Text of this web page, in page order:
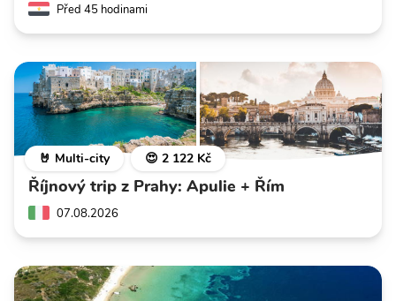
Před 45 hodinami
🤘 Multi-city 😍 2 122 Kč
Říjnový trip z Prahy: Apulie + Řím
07.08.2026